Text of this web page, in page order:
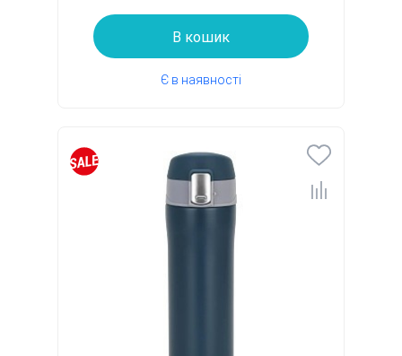
В кошик
Є в наявності